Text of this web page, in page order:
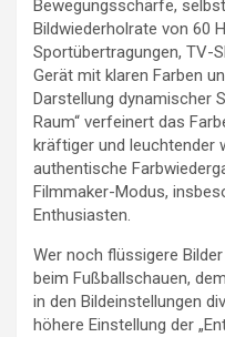
Bewegungsschärfe,
Bildwiederholrate von 60
Sportübertragungen, TV-
Gerät mit klaren Farben
Darstellung dynamischer
Raum“ verfeinert das
kräftiger und leuchtender
authentische
Filmmaker-Modus,
Enthusiasten.
Wer noch flüssigere
beim Fußballschauen,
in den Bildeinstellungen
höhere Einstellung der